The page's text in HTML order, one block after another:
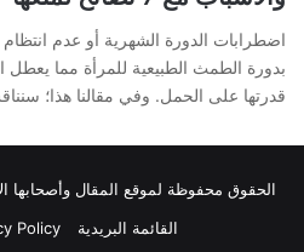
اضطرابات الدورة الشهرية أو عدم
بدورة الطمث الطبيعية للمرأة مما يعطل
قدرتها على الحمل. وفي مقالنا هذا؛
الحقوق محفوظة لموقع المقال وأصحابها
القائمة البريدية
Policy